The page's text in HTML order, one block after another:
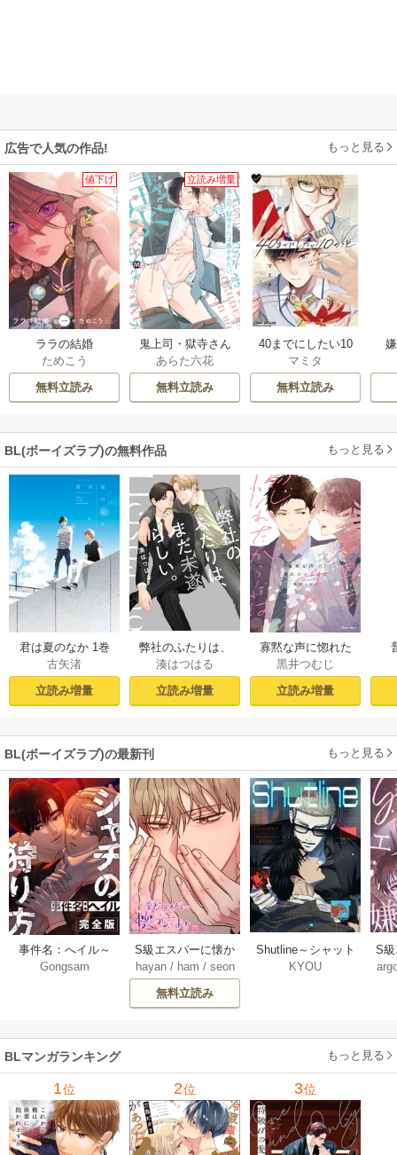
広告で人気の作品! もっと見る
値下げ
ララの結婚
ためこう
無料立読み
立読み増量
鬼上司・獄寺さん
は暴かれたい。
【コミックス版】
あらた六花
無料立読み
40までにしたい10
のこと
マミタ
無料立読み
BL(ボーイズラブ)の無料作品 もっと見る
君は夏のなか 1巻
古矢渚
立読み増量
弊社のふたりは、
まだ未遂らしい。
１【コミックシー
モア限定描き下ろ
湊はつはる
立読み増量
寡黙な声に惚れた
からには【おまけ
付き電子限定版】
黒井つむじ
立読み増量
BL(ボーイズラブ)の最新刊 もっと見る
事件名：へイル～
シャチの狩り方～
Gongsam
S級エスパーに懐か
れてます【タテヨ
ミ】 75巻
hayan/ ham / seon
eedyou
無料立読み
Shutline～シャット
ライン～【タテヨ
KYOU
S
れ
BLマンガランキング もっと見る
1位 2位 3位